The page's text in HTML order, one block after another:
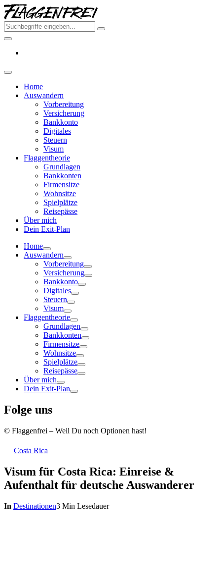
Skip
to
the
content
Home
Auswandern
Vorbereitung
Versicherung
Bankkonto
Digitales
Steuern
Visum
Flaggentheorie
Grundlagen
Bankkonten
Firmensitze
Wohnsitze
Spielplätze
Reisepässe
Über mich
Dein Exit-Plan
Home
Auswandern
Vorbereitung
Versicherung
Bankkonto
Digitales
Steuern
Visum
Flaggentheorie
Grundlagen
Bankkonten
Firmensitze
Wohnsitze
Spielplätze
Reisepässe
Über mich
Dein Exit-Plan
Folge uns
© Flaggenfrei – Weil Du noch Optionen hast!
Costa Rica
Visum für Costa Rica: Einreise &
Aufenthalt für deutsche Auswanderer
In Destinationen3 Min Lesedauer